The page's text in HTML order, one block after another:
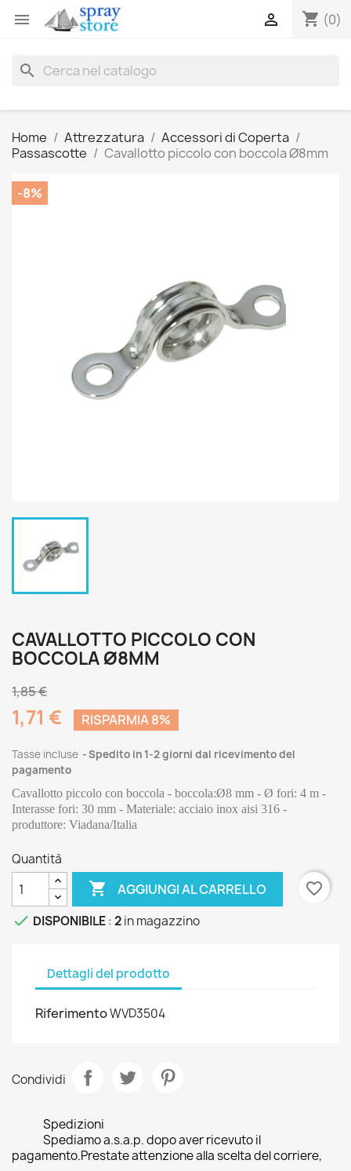
 shopping_cart (0)

search
Home Attrezzatura
Accessori di Coperta
Passascotte
Cavallotto piccolo con boccola Ø8mm
-8%
CAVALLOTTO PICCOLO CON
BOCCOLA Ø8MM
1,85 €
1,71 € RISPARMIA 8%
Tasse incluse
Spedito in 1-2 giorni dal ricevimento del
pagamento
Cavallotto piccolo con boccola - boccola:Ø8 mm - Ø fori: 4 m -
Interasse fori: 30 mm - Materiale: acciaio inox aisi 316 -
produttore: Viadana/Italia
Quantità
 AGGIUNGI AL CARRELLO
favorite_border
 DISPONIBILE: 2in magazzino
Dettagli del prodotto
RiferimentoWVD3504
Condividi
Spedizioni
Spediamo a.s.a.p. dopo aver ricevuto il
pagamento.Prestate attenzione alla scelta del corriere,